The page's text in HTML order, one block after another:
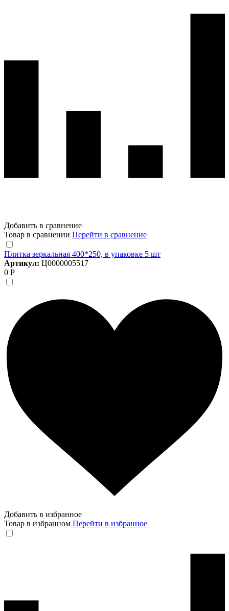
Добавить в сравнение
Товар в сравнении Перейти в сравнение
Плитка зеркальная 400*250, в упаковке 5 шт
Артикул: Ц0000005517
0 Р
Добавить в избранное
Товар в избранном Перейти в избранное